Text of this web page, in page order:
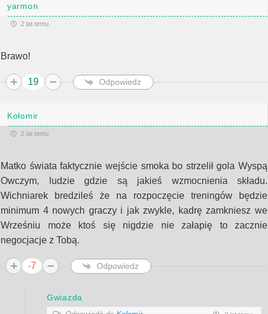
yarmon
2 lat temu
Brawo!
19 Odpowiedz
Kołomir
2 lat temu
Matko świata faktycznie wejście smoka bo strzelił gola Wyspą
Owczym, ludzie gdzie są jakieś wzmocnienia składu.
Wichniarek bredzileś że na rozpoczęcie treningów będzie
minimum 4 nowych graczy i jak zwykle, kadrę zamkniesz we
Wrześniu może ktoś się nigdzie nie załapię to zacznie
negocjacje z Tobą.
-7 Odpowiedz
Gwiazda